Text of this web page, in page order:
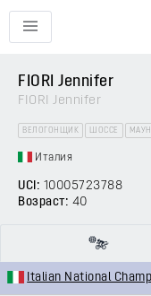
FIORI Jennifer
FIORI Jennifer
ВЕЛОГОНЩИК ШОССЕ
Италия
UCI: 10005723788
Возраст: 40
Italian National